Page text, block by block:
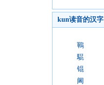
kun读音的汉字
鶤
騉
锟
阃